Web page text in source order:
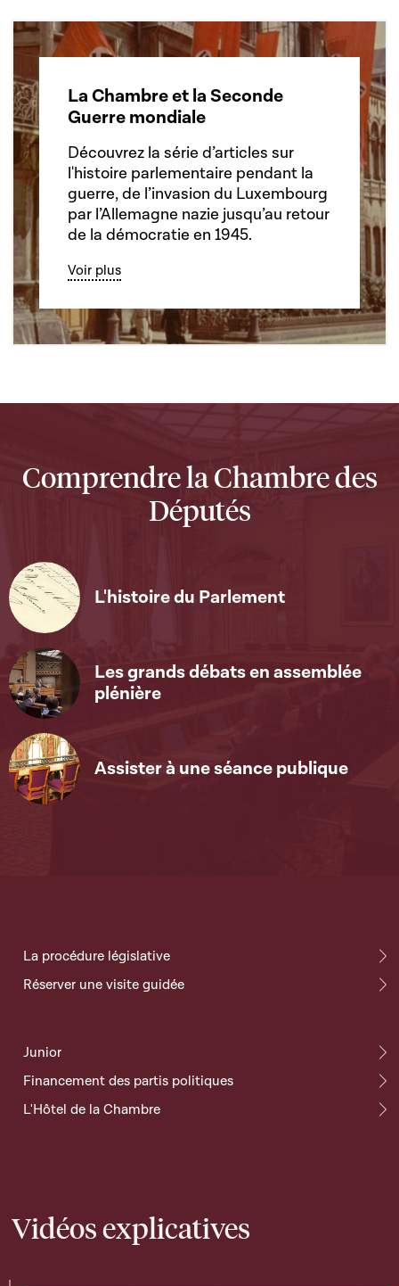
La Chambre et la Seconde
Guerre mondiale
Découvrez la série d’articles sur
l'histoire parlementaire pendant la
guerre, de l’invasion du Luxembourg
par l’Allemagne nazie jusqu’au retour
de la démocratie en 1945.
Voir plus
Comprendre la Chambre des
Députés
L'histoire du Parlement
Les grands débats en assemblée
plénière
Assister à une séance publique
La procédure législative
Réserver une visite guidée
Junior
Financement des partis politiques
L'Hôtel de la Chambre
Vidéos explicatives